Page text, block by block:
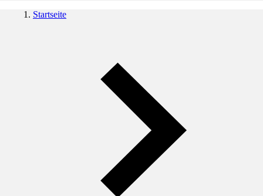
Startseite